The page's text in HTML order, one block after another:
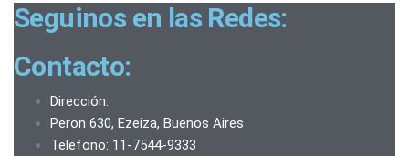
Seguinos en las Redes:
Contacto:
Dirección:
Peron 630, Ezeiza, Buenos Aires
Telefono: 11-7544-9333